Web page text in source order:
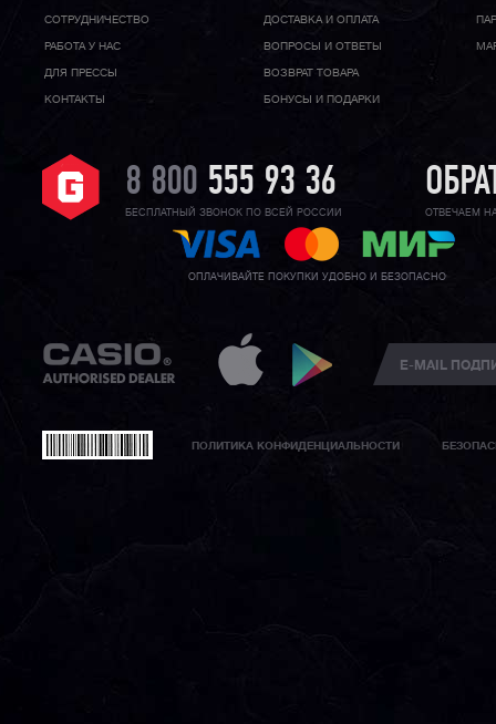
CОТРУДНИЧЕСТВО
РАБОТА У НАС
ДЛЯ ПРЕССЫ
КОНТАКТЫ
ДОСТАВКА И ОПЛАТА
ВОПРОСЫ И ОТВЕТЫ
ВОЗВРАТ ТОВАРА
БОНУСЫ И ПОДАРКИ
8 800 555 93 36
БЕСПЛАТНЫЙ ЗВОНОК ПО ВСЕЙ РОССИИ ОТВЕЧАЕМ
ОПЛАЧИВАЙТЕ ПОКУПКИ УДОБНО И БЕЗОПАСНО
ПОЛИТИКА КОНФИДЕНЦИАЛЬНОСТИ